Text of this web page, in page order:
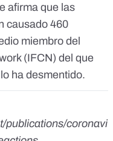
afirma que las
causado 460
miembro del
(IFCN) del que
lo ha desmentido.
publications/coronavi